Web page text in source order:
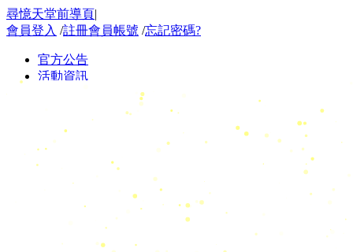
尋憶天堂前導頁|
會員登入 /註冊會員帳號 /忘記密碼?